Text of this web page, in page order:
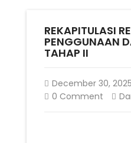
REKAPITULASI
PENGGUNAAN
TAHAP II
December 30, 2025
0 Comment